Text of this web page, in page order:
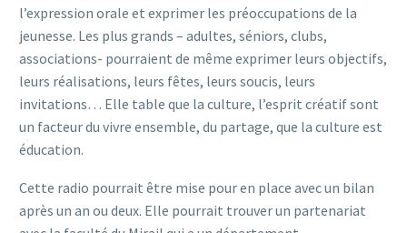
l’expression orale et exprimer les préoccupations de la
jeunesse. Les plus grands – adultes, séniors, clubs,
associations- pourraient de même exprimer leurs objectifs,
leurs réalisations, leurs fêtes, leurs soucis, leurs
invitations… Elle table que la culture, l’esprit créatif sont
un facteur du vivre ensemble, du partage, que la culture est
éducation.
Cette radio pourrait être mise pour en place avec un bilan
après un an ou deux. Elle pourrait trouver un partenariat